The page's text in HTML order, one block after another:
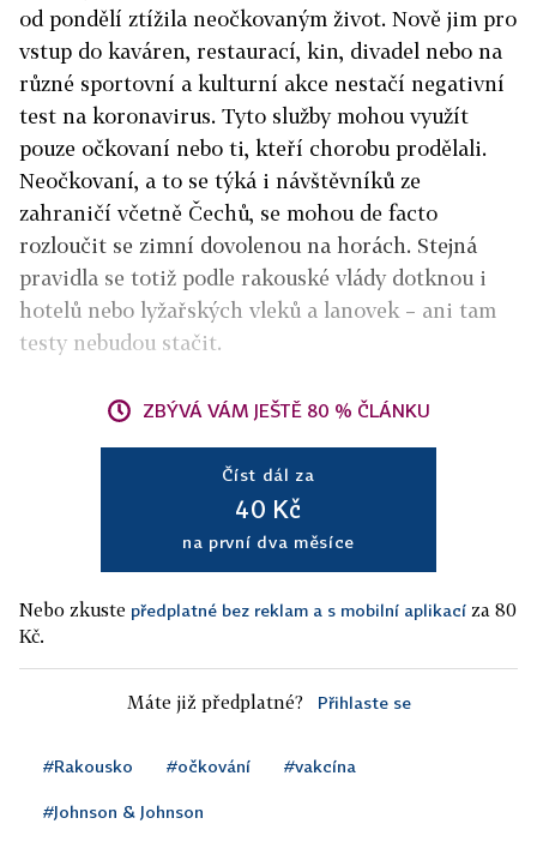
od pondělí ztížila neočkovaným život. Nově jim pro
vstup do kaváren, restaurací, kin, divadel nebo na
různé sportovní a kulturní akce nestačí negativní
test na koronavirus. Tyto služby mohou využít
pouze očkovaní nebo ti, kteří chorobu prodělali.
Neočkovaní, a to se týká i návštěvníků ze
zahraničí včetně Čechů, se mohou de facto
rozloučit se zimní dovolenou na horách. Stejná
pravidla se totiž podle rakouské vlády dotknou i
hotelů nebo lyžařských vleků a lanovek – ani tam
testy nebudou stačit.
ZBÝVÁ VÁM JEŠTĚ 80 % ČLÁNKU
Číst dál za
40 Kč
na první dva měsíce
Nebo zkuste předplatné bez reklam a s mobilní aplikací za 80
Kč.
Máte již předplatné? Přihlaste se
#Rakousko #očkování #vakcína
#Johnson & Johnson